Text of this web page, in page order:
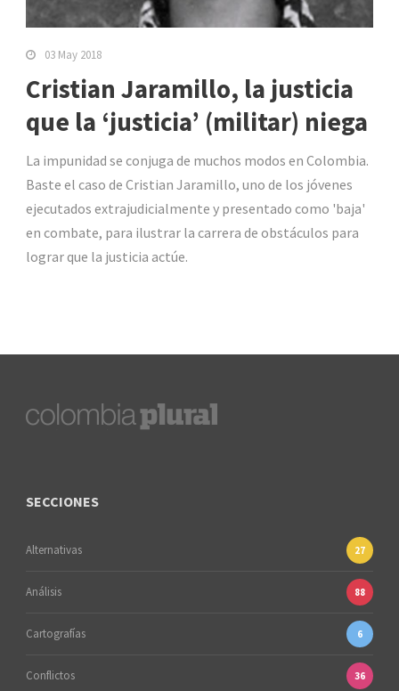
03 May 2018
Cristian Jaramillo, la justicia
que la ‘justicia’ (militar) niega
La impunidad se conjuga de muchos modos en Colombia.
Baste el caso de Cristian Jaramillo, uno de los jóvenes
ejecutados extrajudicialmente y presentado como 'baja'
en combate, para ilustrar la carrera de obstáculos para
lograr que la justicia actúe.
SECCIONES
Alternativas 27
Análisis 88
Cartografías 6
Conflictos 36